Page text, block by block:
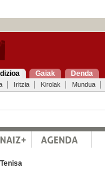
Gaiak Denda
Iritzia Kirolak Mundua
Tenisa